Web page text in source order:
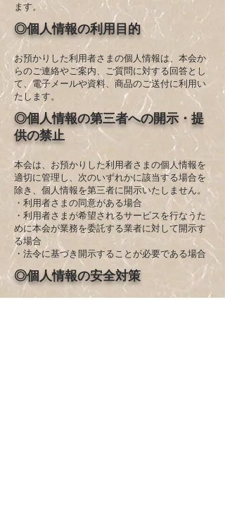
ます。
◎個人情報の利用目的
お預かりした利用者さまの個人情報は、本会か
らのご連絡やご案内、ご質問に対する回答とし
て、電子メールや資料、商品のご送付に利用い
たします。
◎個人情報の第三者への開示・提
供の禁止
本会は、お預かりした利用者さまの個人情報を
適切に管理し、次のいずれかに該当する場合を
除き、個人情報を第三者に開示いたしません。
・利用者さまの同意がある場合
・利用者さまが希望されるサービスを行なうた
めに本会が業務を委託する業者に対して開示す
る場合
・法令に基づき開示することが必要である場合
◎個人情報の安全対策